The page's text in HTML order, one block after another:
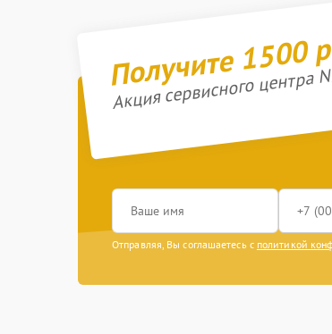
Получите 1500
Акция сервисного центра
Отправляя, Вы соглашаетесь с политикой